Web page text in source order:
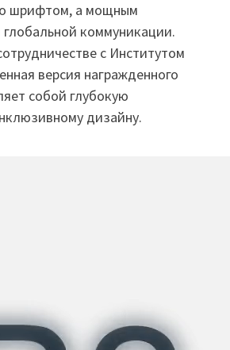
шрифтом, а мощным
коммуникации.
с Институтом
версия награжденного
собой глубокую
дизайну.